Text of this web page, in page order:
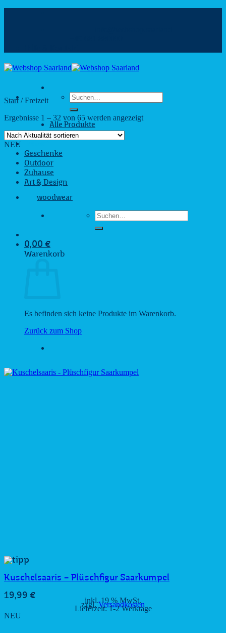
Suchen
nach:
Alle Produkte
Business
Geschenke
Outdoor
Zuhause
Art & Design
woodwear
Suchen
nach:
0,00 €
Warenkorb
Es befinden sich keine Produkte im Warenkorb.
Zurück zum Shop
Start /Freizeit
Ergebnisse 1 – 32 von 65 werden angezeigtNach
NEU
Kuschelsaaris – Plüschfigur Saarkumpel
19,99 € inkl. 19 % MwSt.
zzgl.Versandkosten
Lieferzeit:1-2 Werktage
NEU